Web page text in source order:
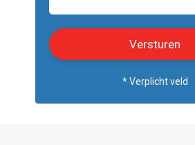
* Verplicht veld